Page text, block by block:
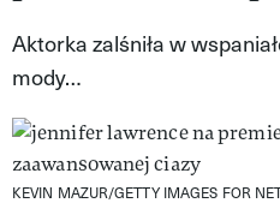
VIVA!MAN
VIVA!PEOPLE POWER
Aktorka zalśniła w
mody…
KEVIN MAZUR/GETTY IMAGES FOR